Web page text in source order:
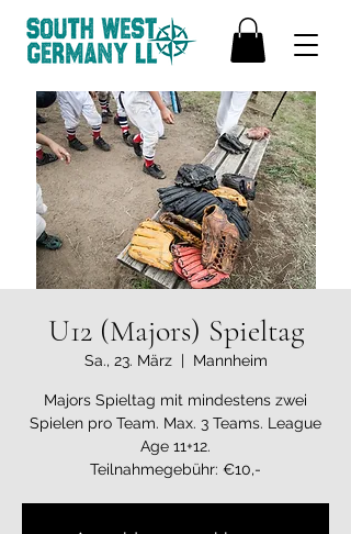
U12 (Majors) Spieltag
Sa., 23. März
  |
Mannheim
Majors Spieltag mit mindestens zwei
Spielen pro Team. Max. 3 Teams. League
Age 11+12.
Teilnahmegebühr: €10,-